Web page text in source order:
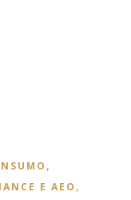
,
E AEO ,